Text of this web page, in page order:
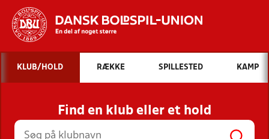
Hvad vil du søge efter?
INDHOLD OG NYHEDER
STILLINGER, RESULTATER, KLUBBER OG
HOLD
KLUB/HOLD RÆKKE SPILLESTED KAMP
Find en klub eller et hold